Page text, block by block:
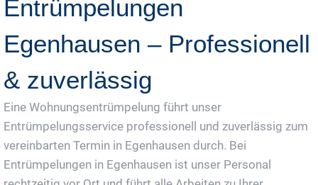
Entrümpelungen
Egenhausen – Professionell
& zuverlässig
Eine Wohnungsentrümpelung führt unser
Entrümpelungsservice professionell und zuverlässig zum
vereinbarten Termin in Egenhausen durch. Bei
Entrümpelungen in Egenhausen ist unser Personal